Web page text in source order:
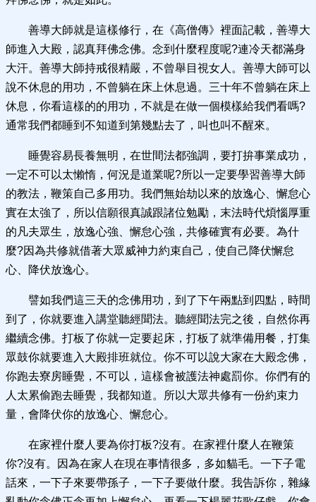
善導大師就是這樣修行，在《高僧傳》裡面記載，善導大
師進入大殿，認真拜佛念佛。念到什麼程度呢?連冷天都滿身
大汗。善導大師持戒很精嚴，不曾舉目視女人。善導大師可以
說不休息的用功，不曾躺在床上休息過。三十年不曾躺在床上
休息，你看這樣的的用功，不就是在做一個模樣給我們看嗎?
通常我們都睡到不知道到第幾點去了，叫也叫不醒來。
睡覺容易長養無明，在世間法都強調，要打拚事業成功，
一定不可以太懶惰，何況是道業呢?所以一定要學習善導大師
的教法，鞭策自己多用功。我們無始劫以來的放逸心、懈怠心
實在太強了，所以信願很真誠跟諸位勉勵，末法時代煩惱厚重
的凡夫眾生，放逸心強、懈怠心強，共修確實有必要。為什
麼?因為共修就借著大眾威神力約束自己，使自己降伏懈怠
心、降伏放逸心。
譬如我們這三天的念佛用功，到了下午兩點到四點，時間
到了，你就要進入講堂聽經聞法。聽經聞法完之後，自然你再
繼續念佛。打板了你就一定要起床，打板了就準備用餐，打集
眾鼓你就要進入大殿排班就位。你不可以說大家在大殿念佛，
你跑去寮房睡覺，不可以，這樣會被護法神處罰你。你們有的
人太累偷跑去睡覺，我都知道。所以大眾共修有一份約束力
量，會降伏你的放逸心、懈怠心。
在家裡什麼人要為你打板?沒有。在家裡什麼人在鞭策
你?沒有。因為在家人在現在事情很多，多如貓毛。一下子電
話來，一下子來要帶孫子，一下子要做什麼。我告訴你，雜緣